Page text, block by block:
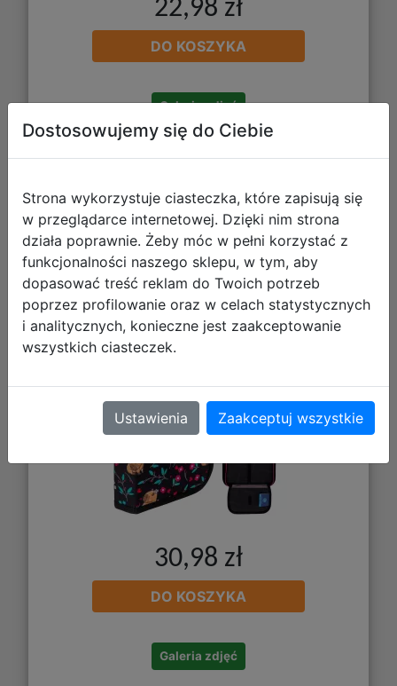
22,98 zł
DO KOSZYKA
Galeria zdjęć
AstraBag Piórnik AC1 Pojedynczy
Dwuklapkowy bez Wyposażenia
Flower Capy 503026018
30,98 zł
DO KOSZYKA
Galeria zdjęć
Dostosowujemy się do Ciebie
Strona wykorzystuje ciasteczka, które zapisują się
w przeglądarce internetowej. Dzięki nim strona
działa poprawnie. Żeby móc w pełni korzystać z
funkcjonalności naszego sklepu, w tym, aby
dopasować treść reklam do Twoich potrzeb
poprzez profilowanie oraz w celach statystycznych
i analitycznych, konieczne jest zaakceptowanie
wszystkich ciasteczek.
Ustawienia Zaakceptuj wszystkie